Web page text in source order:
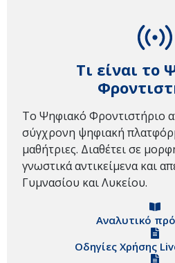
Τι είναι το
Το Ψηφιακό Φροντιστήριο
σύγχρονη ψηφιακή
μαθήτριες. Διαθέτει σε
γνωστικά αντικείμενα και
Γυμνασίου και Λυκείου.
Αναλυτικό
Οδηγίες Χρήσης